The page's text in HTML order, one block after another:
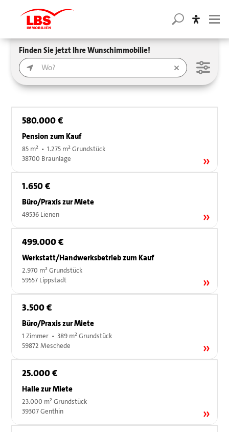
Finden Sie jetzt Ihre Wunschimmobilie!
580.000 €
Pension zum Kauf
85 m² • 1.275 m² Grundstück
38700 Braunlage
1.650 €
Büro/Praxis zur Miete
49536 Lienen
499.000 €
Werkstatt/Handwerksbetrieb zum Kauf
2.970 m² Grundstück
59557 Lippstadt
3.500 €
Büro/Praxis zur Miete
1 Zimmer • 389 m² Grundstück
59872 Meschede
25.000 €
Halle zur Miete
23.000 m² Grundstück
39307 Genthin